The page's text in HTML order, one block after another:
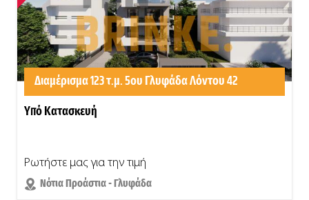
Διαμέρισμα 123 τ.μ. 5ου Γλυφάδα Λόντου 42
Υπό Κατασκευή
Ρωτήστε μας για την τιμή
Νότια Προάστια - Γλυφάδα